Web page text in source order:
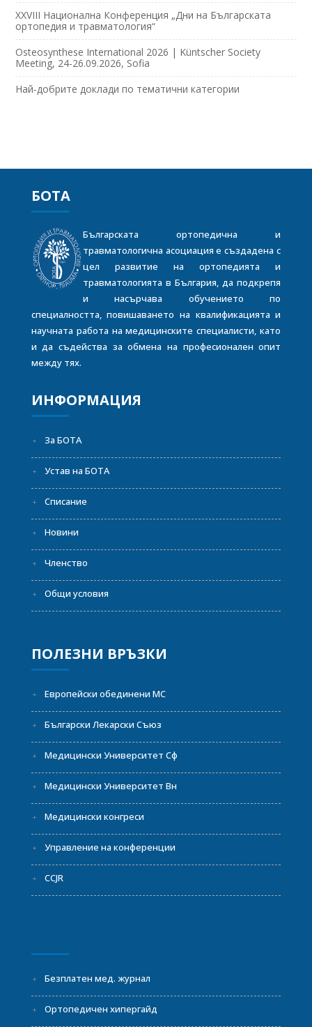
XXVIII Национална Конференция „Дни на Българската
ортопедия и травматология“
Osteosynthese International 2026 | Küntscher Society
Meeting, 24-26.09.2026, Sofia
Най-добрите доклади по тематични категории
БОТА
Българската ортопедична и
травматологична асоциация е създадена с
цел развитие на ортопедията и
травматологията в България, да подкрепя
и насърчава обучението по
специалността, повишаването на квалификацията и
научната работа на медицинските специалисти, като
и да съдейства за обмена на професионален опит
между тях.
ИНФОРМАЦИЯ
За БОТА
Устав на БОТА
Списание
Новини
Членство
Общи условия
ПОЛЕЗНИ ВРЪЗКИ
Европейски обединени МС
Български Лекарски Съюз
Медицински Университет Сф
Медицински Университет Вн
Медицински конгреси
Управление на конференции
CCJR
Безплатен мед. журнал
Ортопедичен хипергайд